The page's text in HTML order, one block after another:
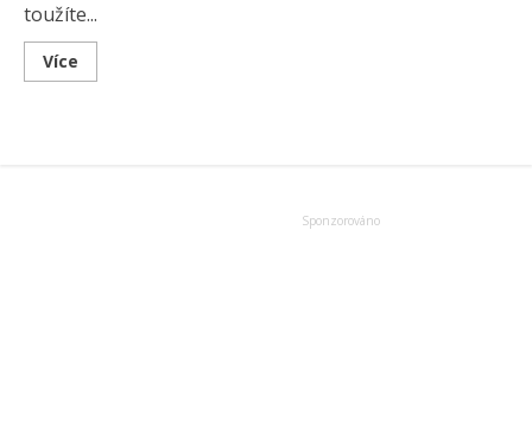
toužíte...
Více
more